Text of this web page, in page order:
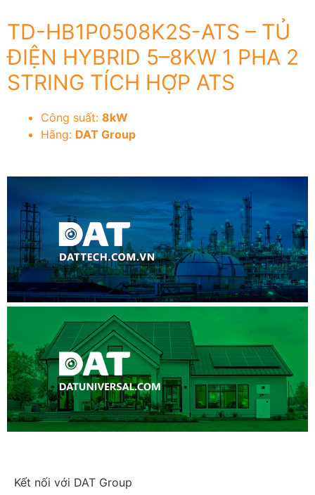
TD-HB1P0508K2S-ATS – TỦ
ĐIỆN HYBRID 5–8KW 1 PHA 2
STRING TÍCH HỢP ATS
Công suất: 8kW
Hãng: DAT Group
Kết nối với DAT Group